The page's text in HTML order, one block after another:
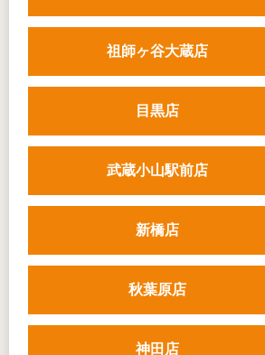
祖師ヶ谷大蔵店
目黒店
武蔵小山駅前店
新橋店
秋葉原店
神田店